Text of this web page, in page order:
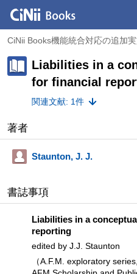
CiNii Books機能統合対応の追加
Liabilities in a
for financial
関連文献: 1件
著者
Staunton, J. J.
書誌事項
Liabilities in a
reporting
edited by J.J. Staunton
（A.F.M. exploratory